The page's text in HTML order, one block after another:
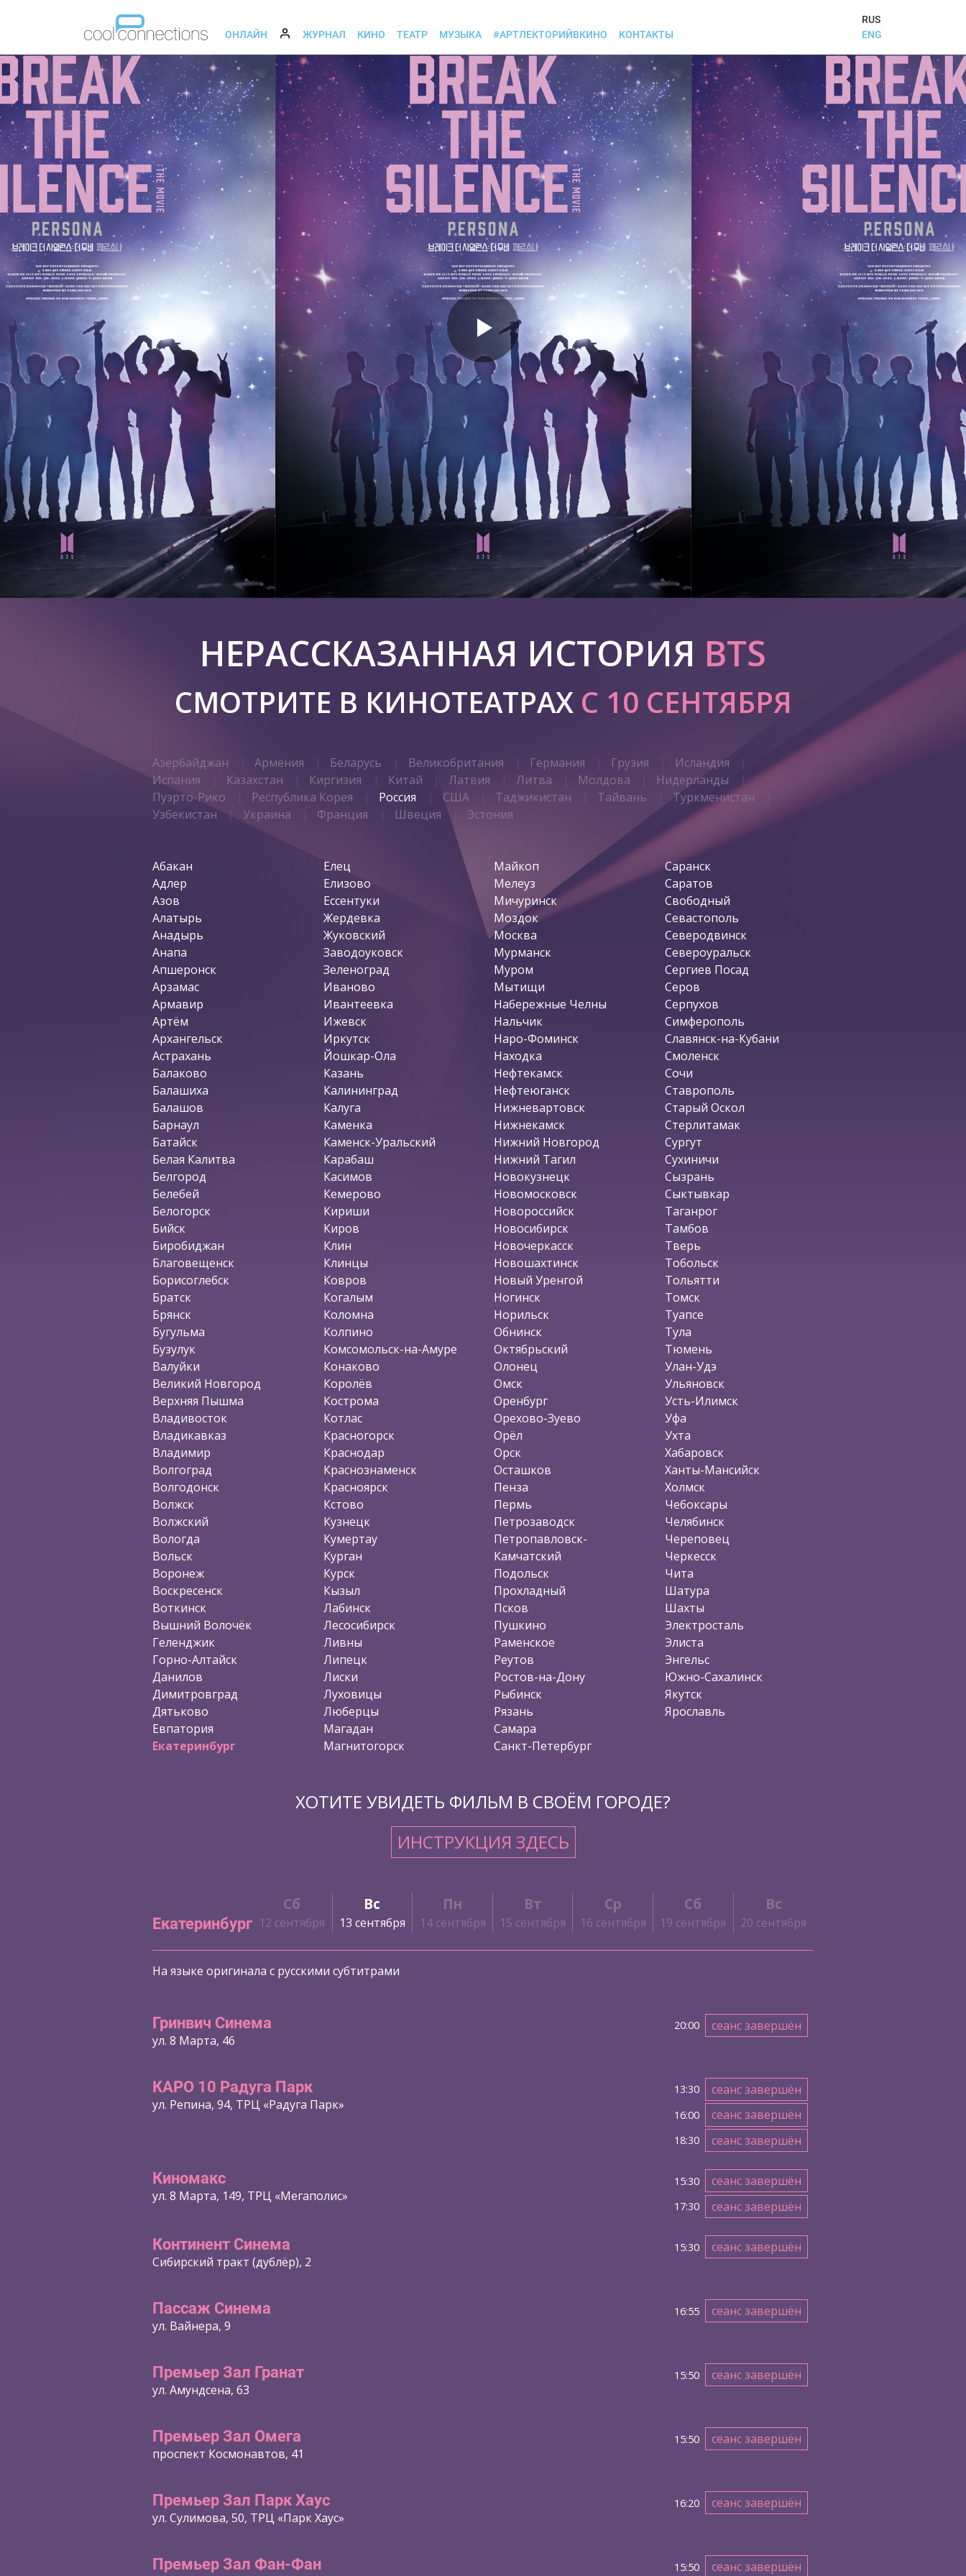
ОНЛАЙН ЖУРНАЛ КИНО ТЕАТР МУЗЫКА #АРТЛЕКТОРИЙВКИНО КОНТАКТЫ
RUS
ENG
НЕРАССКАЗАННАЯ ИСТОРИЯ BTS
СМОТРИТЕ В КИНОТЕАТРАХ C 10 СЕНТЯБРЯ
Азербайджан Армения Беларусь Великобритания Германия Грузия
Исландия
Испания
Казахстан Киргизия Китай Латвия Литва Молдова
Нидерланды
Пуэрто-Рико
Республика Корея Россия США Таджикистан Тайвань
Туркменистан
Узбекистан
Украина Франция Швеция Эстония
Абакан
Адлер
Азов
Алатырь
Анадырь
Анапа
Апшеронск
Арзамас
Армавир
Артём
Архангельск
Астрахань
Балаково
Балашиха
Балашов
Барнаул
Батайск
Белая Калитва
Белгород
Белебей
Белогорск
Бийск
Биробиджан
Благовещенск
Борисоглебск
Братск
Брянск
Бугульма
Бузулук
Валуйки
Великий Новгород
Верхняя Пышма
Владивосток
Владикавказ
Владимир
Волгоград
Волгодонск
Волжск
Волжский
Вологда
Вольск
Воронеж
Воскресенск
Воткинск
Вышний Волочёк
Геленджик
Горно-Алтайск
Данилов
Димитровград
Дятьково
Евпатория
Екатеринбург
Елец
Елизово
Ессентуки
Жердевка
Жуковский
Заводоуковск
Зеленоград
Иваново
Ивантеевка
Ижевск
Иркутск
Йошкар-Ола
Казань
Калининград
Калуга
Каменка
Каменск-Уральский
Карабаш
Касимов
Кемерово
Кириши
Киров
Клин
Клинцы
Ковров
Когалым
Коломна
Колпино
Комсомольск-на-Амуре
Конаково
Королёв
Кострома
Котлас
Красногорск
Краснодар
Краснознаменск
Красноярск
Кстово
Кузнецк
Кумертау
Курган
Курск
Кызыл
Лабинск
Лесосибирск
Ливны
Липецк
Лиски
Луховицы
Люберцы
Магадан
Магнитогорск
Майкоп
Мелеуз
Мичуринск
Моздок
Москва
Мурманск
Муром
Мытищи
Набережные Челны
Нальчик
Наро-Фоминск
Находка
Нефтекамск
Нефтеюганск
Нижневартовск
Нижнекамск
Нижний Новгород
Нижний Тагил
Новокузнецк
Новомосковск
Новороссийск
Новосибирск
Новочеркасск
Новошахтинск
Новый Уренгой
Ногинск
Норильск
Обнинск
Октябрьский
Олонец
Омск
Оренбург
Орехово-Зуево
Орёл
Орск
Осташков
Пенза
Пермь
Петрозаводск
Петропавловск-
Камчатский
Подольск
Прохладный
Псков
Пушкино
Раменское
Реутов
Ростов-на-Дону
Рыбинск
Рязань
Самара
Санкт-Петербург
Саранск
Саратов
Свободный
Севастополь
Северодвинск
Североуральск
Сергиев Посад
Серов
Серпухов
Симферополь
Славянск-на-Кубани
Смоленск
Сочи
Ставрополь
Старый Оскол
Стерлитамак
Сургут
Сухиничи
Сызрань
Сыктывкар
Таганрог
Тамбов
Тверь
Тобольск
Тольятти
Томск
Туапсе
Тула
Тюмень
Улан-Удэ
Ульяновск
Усть-Илимск
Уфа
Ухта
Хабаровск
Ханты-Мансийск
Холмск
Чебоксары
Челябинск
Череповец
Черкесск
Чита
Шатура
Шахты
Электросталь
Элиста
Энгельс
Южно-Сахалинск
Якутск
Ярославль
ХОТИТЕ УВИДЕТЬ ФИЛЬМ В СВОЁМ ГОРОДЕ?
ИНСТРУКЦИЯ ЗДЕСЬ
Екатеринбург
10 сентября 11 сентября
Сб
12 сентября
Вс
13 сентября
Пн
14 сентября
Вт
15 сентября
Ср
16 сентября
Сб
19 сентября
Вс
20 сентября
На языке оригинала с русскими субтитрами
Гринвич Синема
ул. 8 Марта, 46
20:00 сеанс завершён
КАРО 10 Радуга Парк
ул. Репина, 94, ТРЦ «Радуга Парк»
13:30 сеанс завершён
16:00 сеанс завершён
18:30 сеанс завершён
Киномакс
ул. 8 Марта, 149, ТРЦ «Мегаполис»
15:30 сеанс завершён
17:30 сеанс завершён
Континент Синема
Сибирский тракт (дублёр), 2
15:30 сеанс завершён
Пассаж Синема
ул. Вайнера, 9
16:55 сеанс завершён
Премьер Зал Гранат
ул. Амундсена, 63
15:50 сеанс завершён
Премьер Зал Омега
проспект Космонавтов, 41
15:50 сеанс завершён
Премьер Зал Парк Хаус
ул. Сулимова, 50, ТРЦ «Парк Хаус»
16:20 сеанс завершён
Премьер Зал Фан-Фан 15:50 сеанс завершён